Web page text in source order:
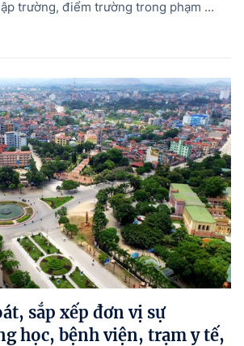
PHỦ
Hồng Sâm
- Ba Đình - Hà Nội.
Fax: 080.48924;
trường, điểm trường trong phạm ...
sắp xếp đơn vị sự
học, bệnh viện, trạm y tế,